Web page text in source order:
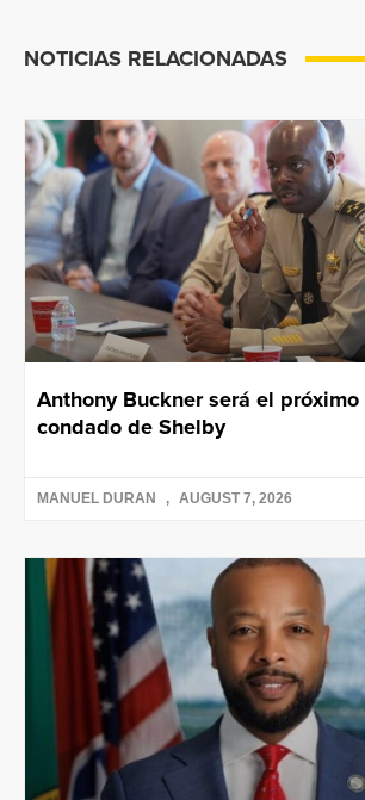
NOTICIAS RELACIONADAS
Anthony Buckner será el
condado de Shelby
MANUEL DURAN AUGUST 7, 2026